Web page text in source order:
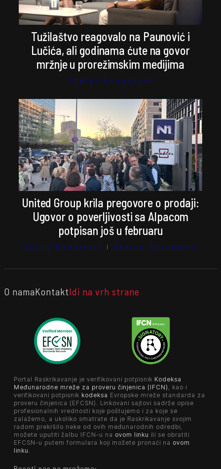
Tužilaštvo reagovalo na Paunović i
Lučića, ali godinama ćute na govor
mržnje u prorežimskim medijima
Stefan Kosanović
United Group krila pregovore o prodaji:
Ugovor o poverljivosti sa Alpacom
potpisan još u februaru
Vesna Radojević i Stefan Kosanović
O namaKontaktIdi na vrh strane
Portal Raskrikavanje je verifikovani potpisnik Kodeksa
Međunarodne mreže za proveru činjenica (IFCN) , kao i
verifikovani potpisnik kodeksa Evropske mreže standarda za
proveru činjenica (EFCSN). Linkovani sajtovi sadrže opise
profesionalnih vrednosti koje poštujemo i za koje se
zalažemo, a ukoliko smatrate da je Raskrikavanje svojim
radom prekršilo neke od ovih međunarodnih odredbi,
možete uputiti žalbu IFCN-u na ovom linku ili se obratiti
EFCSN-u putem formulara koji možete pronaći na ovom
linku .